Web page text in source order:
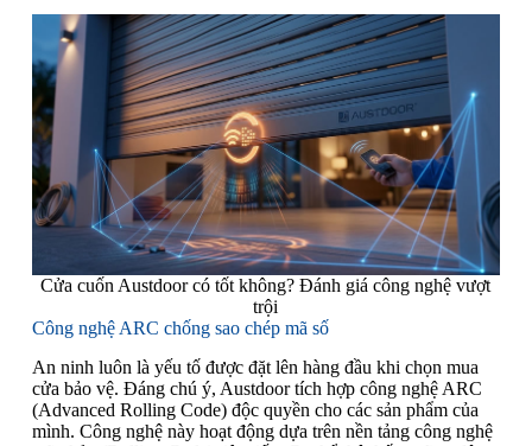
Cửa cuốn Austdoor có tốt không? Đánh giá công nghệ vượt
trội
Công nghệ ARC chống sao chép mã số
An ninh luôn là yếu tố được đặt lên hàng đầu khi chọn mua
cửa bảo vệ. Đáng chú ý, Austdoor tích hợp công nghệ ARC
(Advanced Rolling Code) độc quyền cho các sản phẩm của
mình. Công nghệ này hoạt động dựa trên nền tảng công nghệ